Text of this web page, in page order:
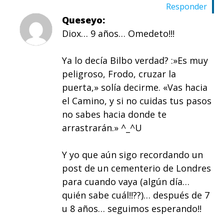
Responder
Queseyo
Diox… 9 años… Omedeto!!!
Ya lo decía Bilbo verdad? :»Es muy
peligroso, Frodo, cruzar la
puerta,» solía decirme. «Vas hacia
el Camino, y si no cuidas tus pasos
no sabes hacia donde te
arrastrarán.» ^_^U
Y yo que aún sigo recordando un
post de un cementerio de Londres
para cuando vaya (algún día…
quién sabe cuál!!??)… después de 7
u 8 años… seguimos esperando!!